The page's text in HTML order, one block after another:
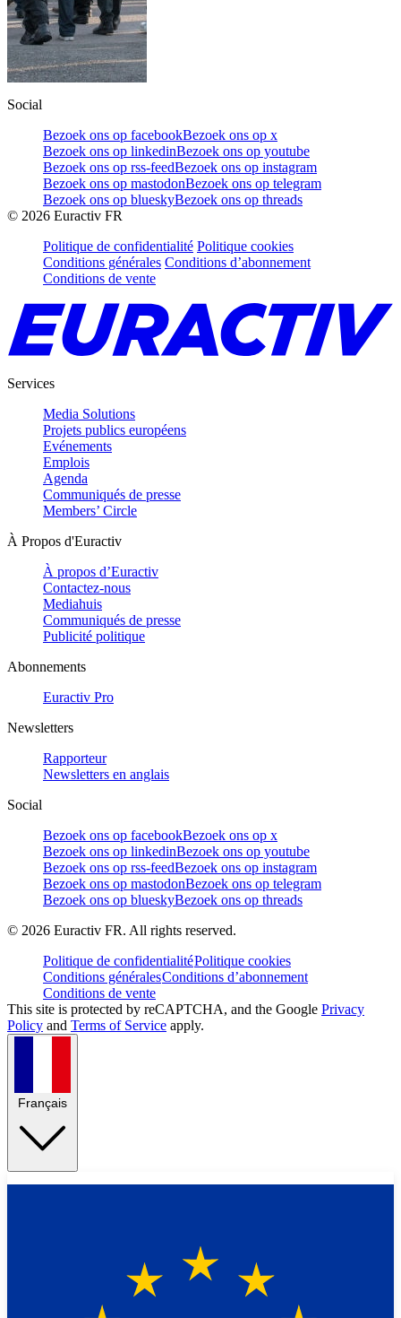
Social
Bezoek ons op facebookBezoek ons op x
Bezoek ons op linkedinBezoek ons op youtube
Bezoek ons op rss-feedBezoek ons op instagram
Bezoek ons op mastodonBezoek ons op telegram
Bezoek ons op blueskyBezoek ons op threads
© 2026 Euractiv FR
Politique de confidentialité Politique cookies
Conditions générales Conditions d’abonnement
Conditions de vente
Services
Media Solutions
Projets publics européens
Evénements
Emplois
Agenda
Communiqués de presse
Members’ Circle
À Propos d'Euractiv
À propos d’Euractiv
Contactez-nous
Mediahuis
Communiqués de presse
Publicité politique
Abonnements
Euractiv Pro
Newsletters
Rapporteur
Newsletters en anglais
Social
Bezoek ons op facebookBezoek ons op x
Bezoek ons op linkedinBezoek ons op youtube
Bezoek ons op rss-feedBezoek ons op instagram
Bezoek ons op mastodonBezoek ons op telegram
Bezoek ons op blueskyBezoek ons op threads
© 2026 Euractiv FR. All rights reserved.
Politique de confidentialitéPolitique cookies
Conditions généralesConditions d’abonnement
Conditions de vente
This site is protected by reCAPTCHA, and the Google Privacy
Policy and Terms of Service apply.
Français